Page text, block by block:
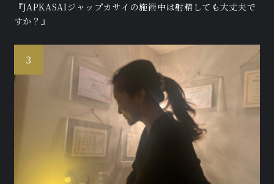
『JAPKASAIジャップカサイの施術中は射精しても大丈夫で
すか？』